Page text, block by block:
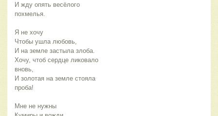
И жду опять весёлого
похмелья.
Я не хочу
Чтобы ушла любовь,
И на земле застыла злоба.
Хочу, чтоб сердце ликовало
вновь,
И золотая на земле стояла
проба!
Мне не нужны